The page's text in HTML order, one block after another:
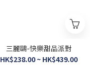
三麗鷗-快樂甜品派對
HK$238.00 ~ HK$439.00